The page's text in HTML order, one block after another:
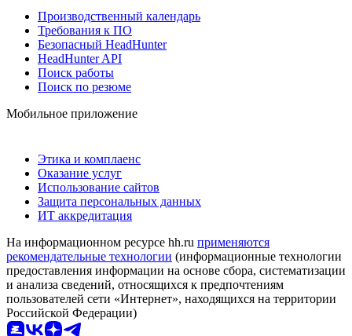
Производственный календарь
Требования к ПО
Безопасный HeadHunter
HeadHunter API
Поиск работы
Поиск по резюме
Мобильное приложение
Этика и комплаенс
Оказание услуг
Использование сайтов
Защита персональных данных
ИТ аккредитация
На информационном ресурсе hh.ru применяются
рекомендательные технологии (информационные технологии
предоставления информации на основе сбора, систематизации
и анализа сведений, относящихся к предпочтениям
пользователей сети «Интернет», находящихся на территории
Российской Федерации)